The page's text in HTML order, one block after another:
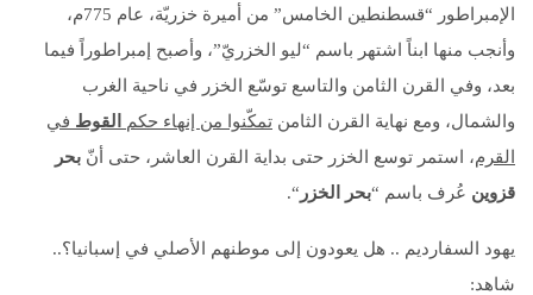
الإمبراطور “قسطنطين الخامس” من أميرة خزريّة، عام 775م،
وأنجب منها ابناً اشتهر باسم “ليو الخزريّ”، وأصبح إمبراطوراً فيما
بعد، وفي القرن الثامن والتاسع توسّع الخزر في ناحية الغرب
والشمال، ومع نهاية القرن الثامن تمكّنوا من إنهاء حكم القوط في
القرم، استمر توسع الخزر حتى بداية القرن العاشر، حتى أنّ بحر
قزوين عُرف باسم “بحر الخزر “.
يهود السفارديم .. هل يعودون إلى موطنهم الأصلي في إسبانيا؟..
شاهد: